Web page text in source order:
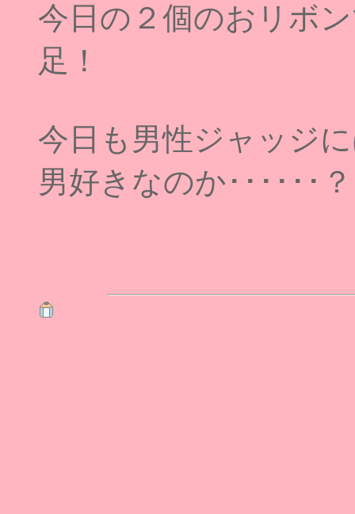
今日の２個のおリボ
足！
今日も男性ジャッジ
男好きなのか･･････